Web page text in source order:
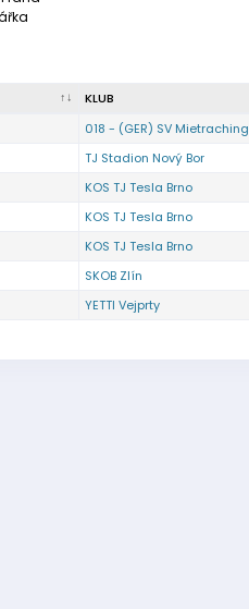
KLUB
018 - (GER) SV Mietraching
TJ Stadion Nový Bor
KOS TJ Tesla Brno
KOS TJ Tesla Brno
KOS TJ Tesla Brno
SKOB Zlín
YETTI Vejprty